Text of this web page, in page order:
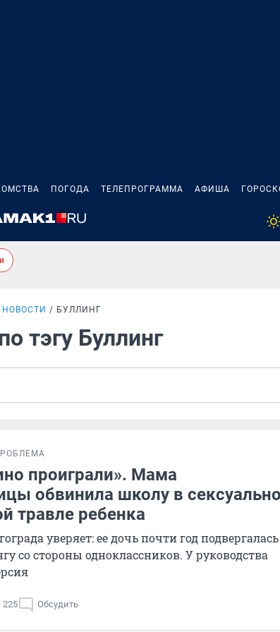
ПОГОДА ТЕЛЕПРОГРАММА АФИША
НОВОСТИ БУЛЛИНГ
тэгу Буллинг
проиграли». Мама
обвинила школу в сексуально
травле ребенка
уверяет: ее дочь почти год подвергалась
со стороны одноклассников. У руководства
225 Обсудить